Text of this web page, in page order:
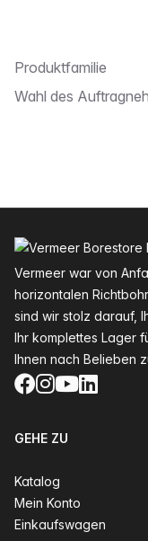
Produktfamilie
Wahl des
Vermeer war von
horizontalen
sind wir stolz darauf,
Ihr komplettes Lager
Ihnen nach Belieben
Facebook
Instagram
YouTube
LinkedIn
GEHE ZU
Katalog
Mein Konto
Einkaufswagen